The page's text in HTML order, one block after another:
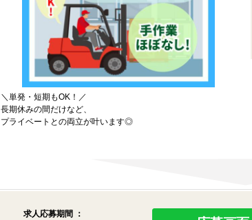
＼単発・短期もOK！／
長期休みの間だけなど、
プライベートとの両立が叶います◎
求人応募期間 ：